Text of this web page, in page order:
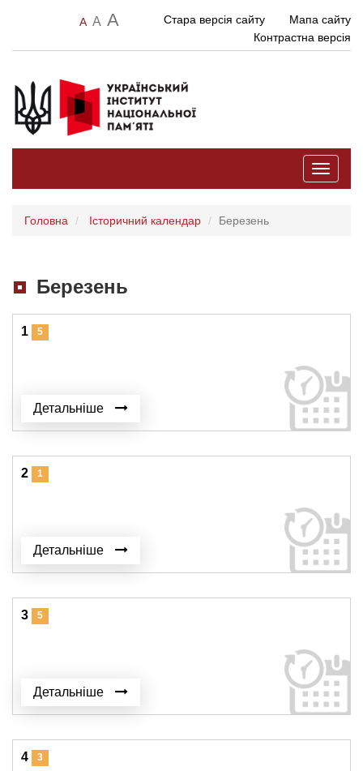
A A A Стара версія сайту
Мапа сайту
Контрастна версія
Toggle
Головна Історичний календар Березень
Березень
1 5
Детальніше
2 1
Детальніше
3 5
Детальніше
4 3